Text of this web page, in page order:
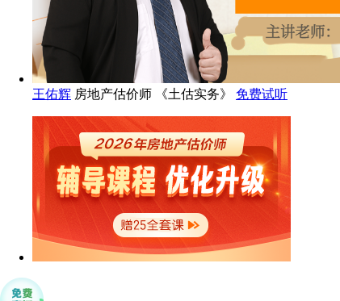
王佑辉 房地产估价师 《土估实务》 免费试听